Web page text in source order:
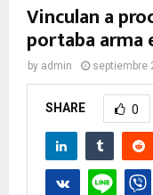
Vinculan a
portaba arma
by admin septiembre
SHARE 0